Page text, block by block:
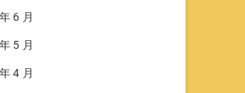
6 月
5 月
4 月